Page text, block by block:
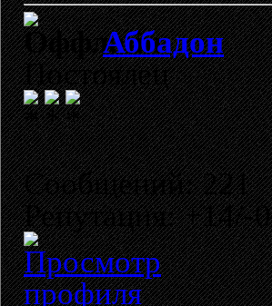
Аббадон
Постоялец
Сообщений: 221
Репутация: +14/-0